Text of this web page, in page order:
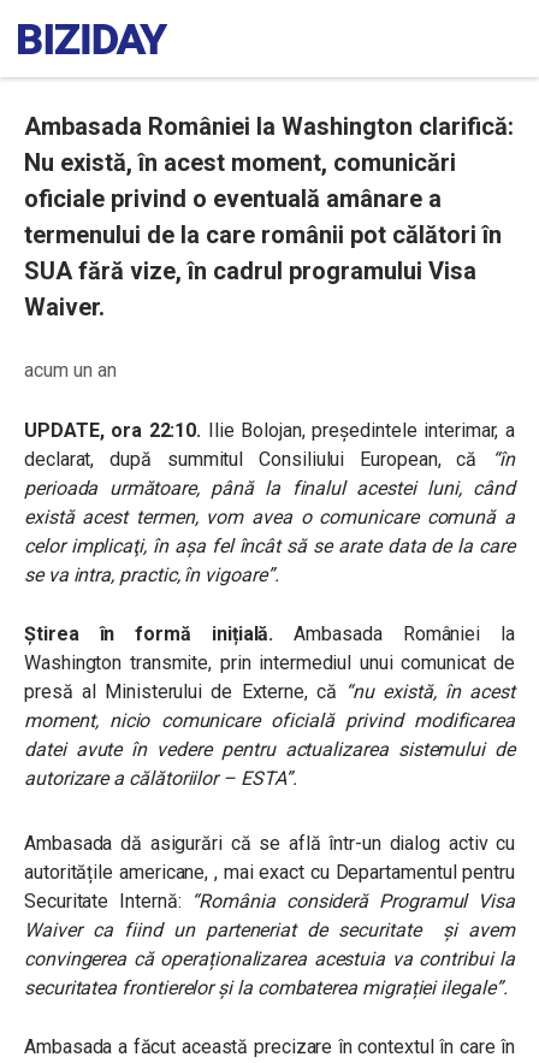
Ambasada României la Washington clarifică:
Nu există, în acest moment, comunicări
oficiale privind o eventuală amânare a
termenului de la care românii pot călători în
SUA fără vize, în cadrul programului Visa
Waiver.
acum un an
UPDATE, ora 22:10. Ilie Bolojan, președintele interimar, a
declarat, după summitul Consiliului European, că
“în
perioada următoare, până la finalul acestei luni, când
există acest termen, vom avea o comunicare comună a
celor implicaţi, în aşa fel încât să se arate data de la care
se va intra, practic, în vigoare”.
Știrea în formă inițială. Ambasada României la
Washington transmite, prin intermediul unui comunicat de
presă al Ministerului de Externe, că “nu există, în acest
moment, nicio comunicare oficială privind modificarea
datei avute în vedere pentru actualizarea sistemului de
autorizare a călătoriilor – ESTA”.
Ambasada dă asigurări că se află într-un dialog activ cu
autoritățile americane, , mai exact cu Departamentul pentru
Securitate Internă: “România consideră Programul Visa
Waiver ca fiind un parteneriat de securitate și avem
convingerea că operaționalizarea acestuia va contribui la
securitatea frontierelor și la combaterea migrației ilegale”.
Ambasada a făcut această precizare în contextul în care în